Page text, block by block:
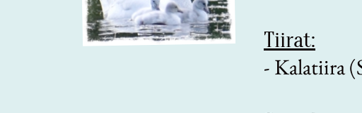
Tiirat:
- Kalatiira